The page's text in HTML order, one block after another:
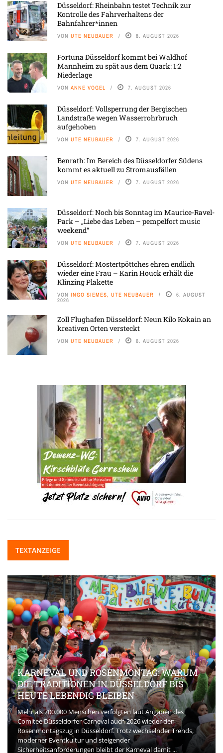
Düsseldorf: Rheinbahn testet Technik zur
Kontrolle des Fahrverhaltens der
Bahnfahrer*innen
VON UTE NEUBAUER 8. AUGUST 2026
Fortuna Düsseldorf kommt bei Waldhof
Mannheim zu spät aus dem Quark: 1:2
Niederlage
VON ANNE VOGEL 7. AUGUST 2026
Düsseldorf: Vollsperrung der Bergischen
Landstraße wegen Wasserrohrbruch
aufgehoben
VON UTE NEUBAUER 7. AUGUST 2026
Benrath: Im Bereich des Düsseldorfer Südens
kommt es aktuell zu Stromausfällen
VON UTE NEUBAUER 7. AUGUST 2026
Düsseldorf: Noch bis Sonntag im Maurice-Ravel-
Park – „Liebe das Leben – pempelfort music
weekend“
VON UTE NEUBAUER 7. AUGUST 2026
Düsseldorf: Mostertpöttches ehren endlich
wieder eine Frau – Karin Houck erhält die
Klinzing Plakette
VON INGO SIEMES, UTE NEUBAUER 6. AUGUST
2026
Zoll Flughafen Düsseldorf: Neun Kilo Kokain an
kreativen Orten versteckt
VON UTE NEUBAUER 6. AUGUST 2026
TEXTANZEIGE
KARNEVAL UND ROSENMONTAG: WARUM
DIE TRADITIONEN IN DÜSSELDORF BIS
HEUTE LEBENDIG BLEIBEN
Mehr als 700.000 Menschen verfolgten laut Angaben des
Comitee Düsseldorfer Carneval auch 2026 wieder den
Rosenmontagszug in Düsseldorf. Trotz wechselnder Trends,
moderner Eventkultur und steigender
Sicherheitsanforderungen bleibt der Karneval damit ...